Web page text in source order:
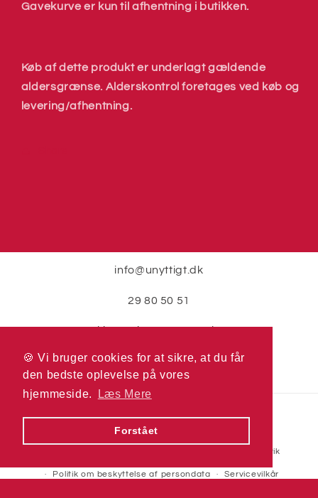
🍪 Vi bruger cookies for at sikre, at du får
den bedste oplevelse på vores
hjemmeside.
Læs Mere
Forstået
🍪 Vi bruger cookies for at sikre, at du får
den bedste oplevelse på vores
hjemmeside.
Læs Mere
Forstået
Gavekurve er kun til afhentning i butikken.
Køb af dette produkt er underlagt gældende
aldersgrænse. Alderskontrol foretages ved køb og
levering/afhentning.
info@unyttigt.dk
29 80 50 51
Skjernvej 2, 7400 Herning
Refusionspolitik
Politik om beskyttelse af persondata Servicevilkår